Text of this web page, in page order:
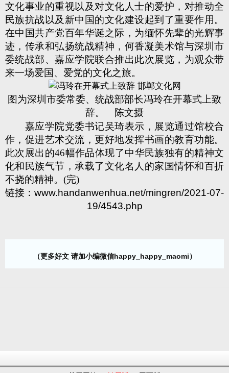
文化事业的重视以及对文化人士的爱护，对推动全
民族抗战以及新中国的文化建设起到了重要作用。
在中国共产党百年华诞之际，为缅怀先辈的光辉事
迹，传承和弘扬统战精神，何香凝美术馆与深圳市
委统战部、嘉应学院联合推出此次展览，为观众带
来一场爱国、爱党的文化之旅。
图为深圳市委常委、统战部部长冯玲在开幕式上致
辞。 陈文摄
嘉应学院党委书记吴琦表示，展览通过馆校合
作，促进艺术交流，更好地发挥书画的教育功能。
此次展出的46幅作品体现了中华民族独有的精神文
化和民族气节，承载了文化名人的家国情怀和百折
不挠的精神。(完)
链接： www.handanwenhua.net/mingren/2021-07-
19/4543.php
（更多好文 请加小编微信happy_happy_maomi）